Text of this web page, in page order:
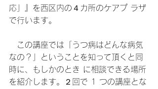
応」』を西区内の４カ所のケアプ ラザ
で行います。
この講座では「うつ病はどんな病気
なの？」ということを知って頂くと同
時に、もしかのとき に相談できる場所
を紹介します。２回で 1 つの講座とな